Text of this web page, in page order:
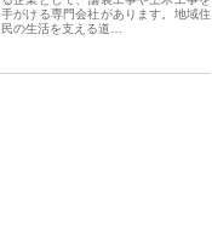
手がける専門会社があります。地域住
民の生活を支える道…